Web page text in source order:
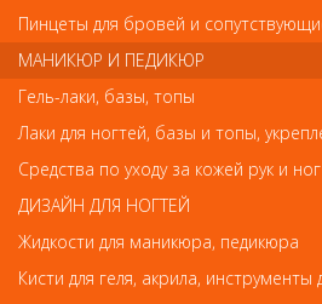
Имя
Пинцеты для бровей и
МАНИКЮР И ПЕДИКЮР
Гель-лаки, базы, топы
Лаки для ногтей, базы и топы,
Средства по уходу за кожей рук и ног
ДИЗАЙН ДЛЯ НОГТЕЙ
Жидкости для маникюра, педикюра
Кисти для геля, акрила, инструменты